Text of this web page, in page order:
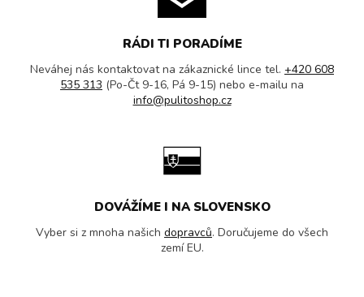
RÁDI TI PORADÍME
Neváhej nás kontaktovat na zákaznické lince tel. +420 608
535 313 (Po-Čt 9-16, Pá 9-15) nebo e-mailu na
info@pulitoshop.cz
DOVÁŽÍME I NA SLOVENSKO
Vyber si z mnoha našich dopravců. Doručujeme do všech
zemí EU.